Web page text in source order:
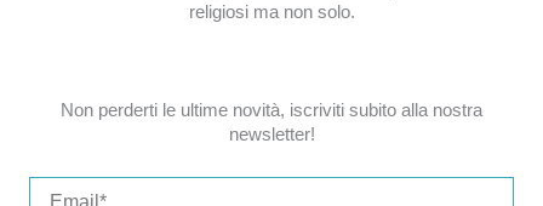
religiosi ma non solo.
Non perderti le ultime novità, iscriviti subito alla nostra
newsletter!